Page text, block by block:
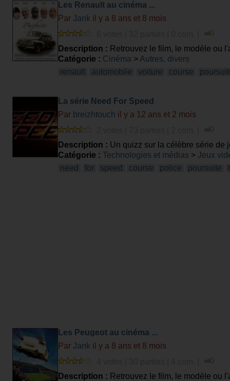
Les Renault au cinéma ...
Par Jank il y a 8 ans et 8 mois
Description : Retrouvez le film, le modèle ou
Losange ...
Catégorie : Cinéma > Autres, divers
renault
automobile voiture course
La série Need For Speed
Par breizhtouch il y a 12 ans et 2 mois
Description : Un quizz sur la célèbre série de
Catégorie : Technologies et médias > Jeux
need
for speed course police poursuite
Les Peugeot au cinéma ...
Par Jank il y a 8 ans et 8 mois
Description : Retrouvez le film, le modèle ou